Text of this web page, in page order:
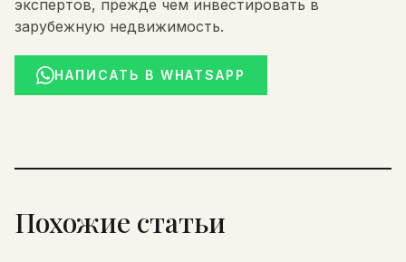
экспертов, прежде чем инвестировать в
зарубежную недвижимость.
НАПИСАТЬ В WHATSAPP
Похожие статьи